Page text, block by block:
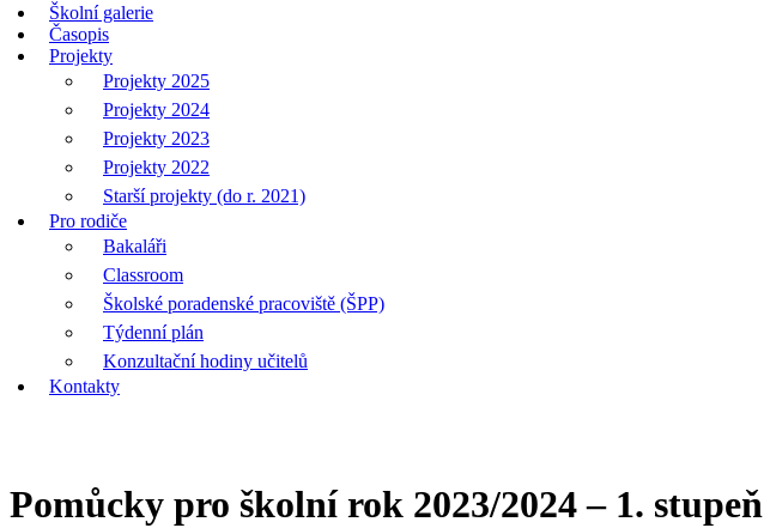
Školní galerie
Časopis
Projekty
Projekty 2025
Projekty 2024
Projekty 2023
Projekty 2022
Starší projekty (do r. 2021)
Pro rodiče
Bakaláři
Classroom
Školské poradenské pracoviště (ŠPP)
Týdenní plán
Konzultační hodiny učitelů
Kontakty
Pomůcky pro školní rok 2023/2024 – 1. stupeň